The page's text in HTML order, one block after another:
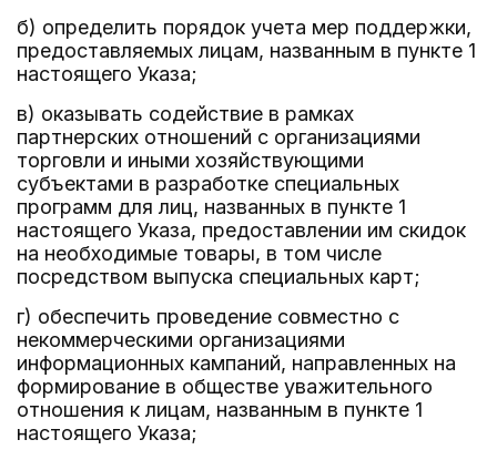
б) определить порядок учета мер поддержки,
предоставляемых лицам, названным в пункте 1
настоящего Указа;
в) оказывать содействие в рамках
партнерских отношений с организациями
торговли и иными хозяйствующими
субъектами в разработке специальных
программ для лиц, названных в пункте 1
настоящего Указа, предоставлении им скидок
на необходимые товары, в том числе
посредством выпуска специальных карт;
г) обеспечить проведение совместно с
некоммерческими организациями
информационных кампаний, направленных на
формирование в обществе уважительного
отношения к лицам, названным в пункте 1
настоящего Указа;